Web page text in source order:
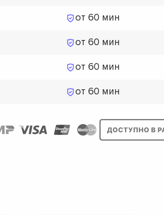
от 60 мин
от 60 мин
от 60 мин
от 60 мин